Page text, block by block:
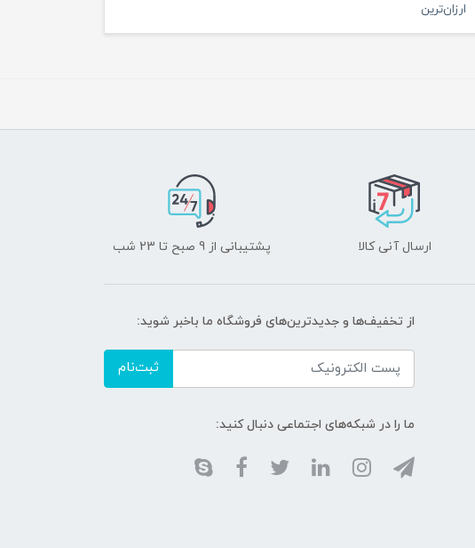
ارزان‌ترین
ارسال آنی کالا پشتیبانی از 9 صبح تا 23 شب
از تخفیف‌ها و جدیدترین‌های فروشگاه ما باخبر شوید:
ثبت‌نام
ما را در شبکه‌های اجتماعی دنبال کنید: